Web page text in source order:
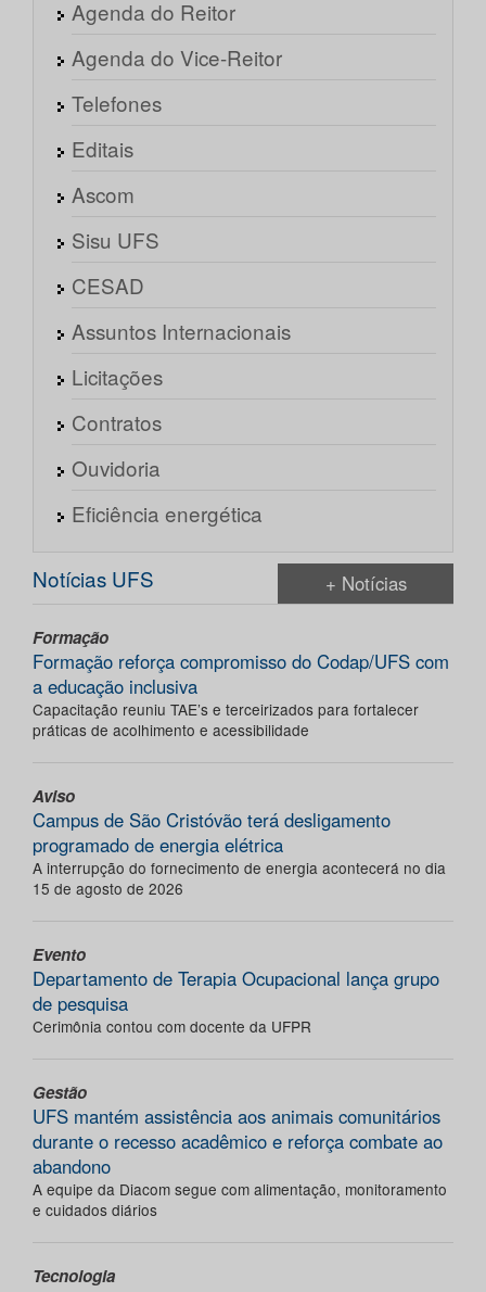
Agenda do Reitor
Agenda do Vice-Reitor
Telefones
Editais
Ascom
Sisu UFS
CESAD
Assuntos Internacionais
Licitações
Contratos
Ouvidoria
Eficiência energética
Notícias UFS + Notícias
Formação
Formação reforça compromisso do Codap/UFS com
a educação inclusiva
Capacitação reuniu TAE’s e terceirizados para fortalecer
práticas de acolhimento e acessibilidade
Aviso
Campus de São Cristóvão terá desligamento
programado de energia elétrica
A interrupção do fornecimento de energia acontecerá no dia
15 de agosto de 2026
Evento
Departamento de Terapia Ocupacional lança grupo
de pesquisa
Cerimônia contou com docente da UFPR
Gestão
UFS mantém assistência aos animais comunitários
durante o recesso acadêmico e reforça combate ao
abandono
A equipe da Diacom segue com alimentação, monitoramento
e cuidados diários
Tecnologia